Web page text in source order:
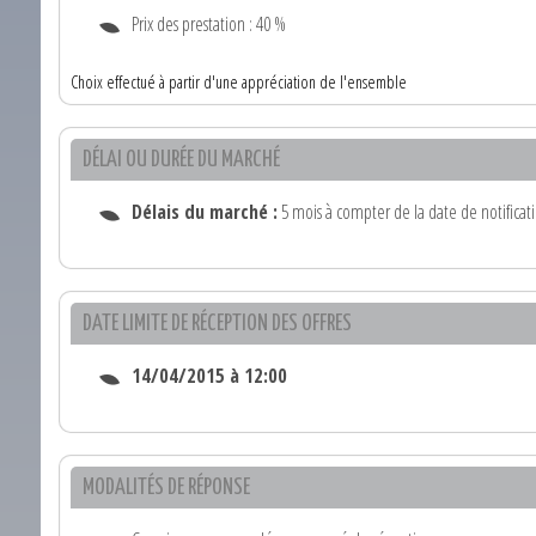
Prix des prestation : 40 %
Choix effectué à partir d'une appréciation de l'ensemble
DÉLAI OU DURÉE DU MARCHÉ
Délais du marché : 5 mois à compter de la date de
DATE LIMITE DE RÉCEPTION DES OFFRES
14/04/2015 à 12:00
MODALITÉS DE RÉPONSE